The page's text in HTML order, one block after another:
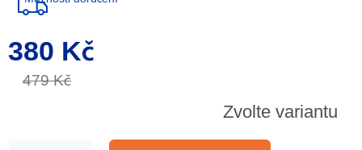
479 Kč
380 Kč
Měrná
cena:
Zvolte variantu